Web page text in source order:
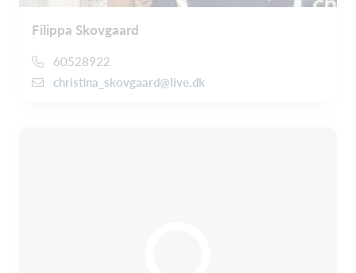
Filippa Skovgaard
60528922
christina_skovgaard@live.dk